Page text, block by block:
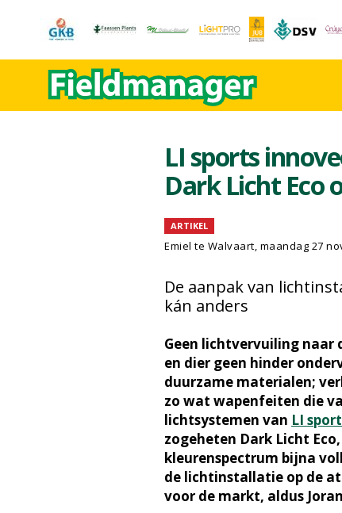
LI sports
Dark Licht Eco
ARTIKEL
Emiel te Walvaart, maandag 27
De aanpak van
kán anders
Geen lichtvervuiling naar
en dier geen hinder
duurzame materialen;
zo wat wapenfeiten die
lichtsystemen van LI
zogeheten Dark Licht
kleurenspectrum bijna
de lichtinstallatie op de
voor de markt, aldus